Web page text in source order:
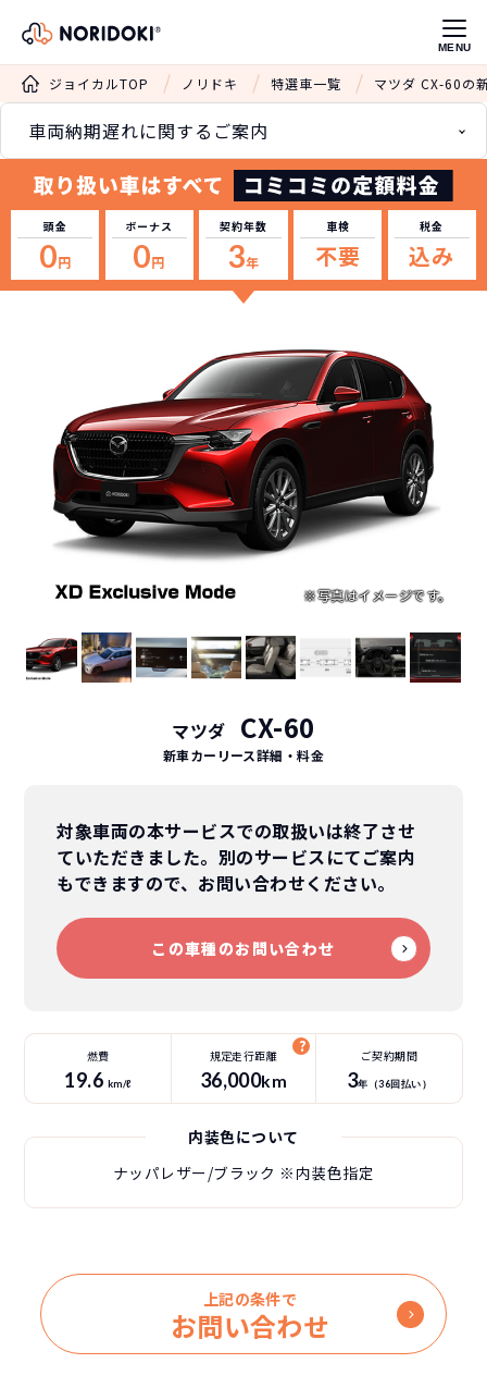
MENU
ジョイカルTOP ノリドキ 特選車一覧 マツダ CX-60の
車両納期遅れに関するご案内
頭金
0円
ボーナス
0円
契約年数
3年
車検
不要
税金
込み
マツダ CX-60
新車カーリース詳細 ・料金
対象車両の本サービスでの取扱いは終了させ
ていただきました。別のサービスにてご案内
もできますので、お問い合わせください。
この車種のお問い合わせ
燃費
19.6 km/ℓ
規定走行距離
36,000km
ご契約期間
3年（36回払い）
内装色について
ナッパレザー/ブラック ※内装色指定
上記の条件で
お問い合わせ